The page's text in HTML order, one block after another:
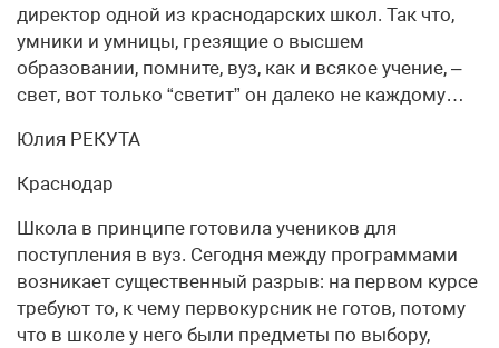
директор одной из краснодарских школ. Так что,
умники и умницы, грезящие о высшем
образовании, помните, вуз, как и всякое учение, –
свет, вот только “светит” он далеко не каждому…
Юлия РЕКУТА
Краснодар
Школа в принципе готовила учеников для
поступления в вуз. Сегодня между программами
возникает существенный разрыв: на первом курсе
требуют то, к чему первокурсник не готов, потому
что в школе у него были предметы по выбору,